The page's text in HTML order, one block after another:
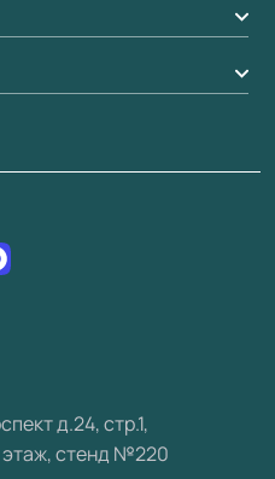
д.24, стр.1,
этаж, стенд №220